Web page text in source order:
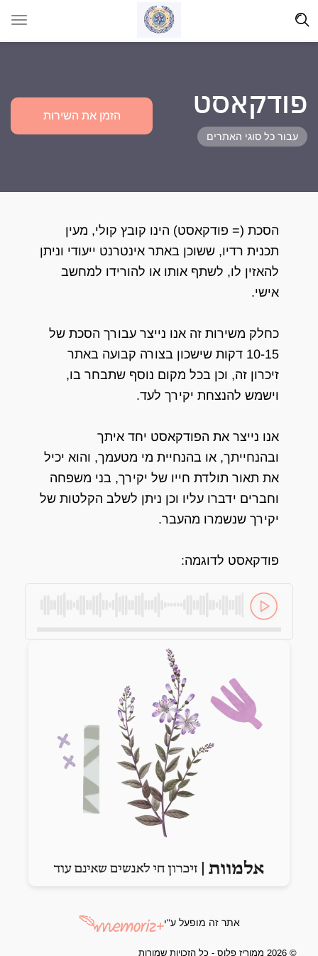
פודקאסט
עבור כל סוגי האתרים
הזמן את השירות
הסכת (= פודקאסט) הינו קובץ קולי, מעין
תכנית רדיו, ששוכן באתר אינטרנט ייעודי וניתן
להאזין לו, לשתף אותו או להורידו למחשב
אישי.
כחלק משירות זה אנו נייצר עבורך הסכת של
10-15 דקות שישכון בצורה קבועה באתר
זיכרון זה, וכן בכל מקום נוסף שתבחר בו,
וישמש להנצחת יקירך לעד.
אנו נייצר את הפודקאסט יחד איתך
ובהנחייתך, או בהנחיית מי מטעמך, והוא יכיל
את תאור תולדת חייו של יקירך, בני משפחה
וחברים ידברו עליו וכן ניתן לשלב הקלטות של
יקירך שנשמרו מהעבר.
פודקאסט לדוגמה:
אתר זה מופעל ע"י
© 2026 ממוריז פלוס - כל הזכויות שמורות